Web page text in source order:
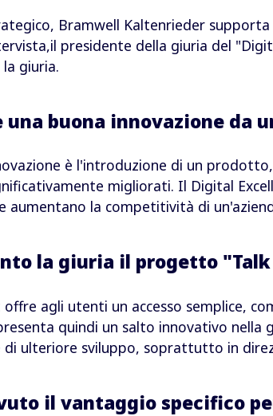
Bramwell Kaltenrieder supporta
il presidente della giuria del
giuria.
una buona innovazione da
è l'introduzione di un
migliorati. Il Digital
aumentano la competitività di
la giuria il progetto
agli utenti un accesso semplice,
quindi un salto innovativo nella
di ulteriore sviluppo, soprattutto in
il vantaggio specifico